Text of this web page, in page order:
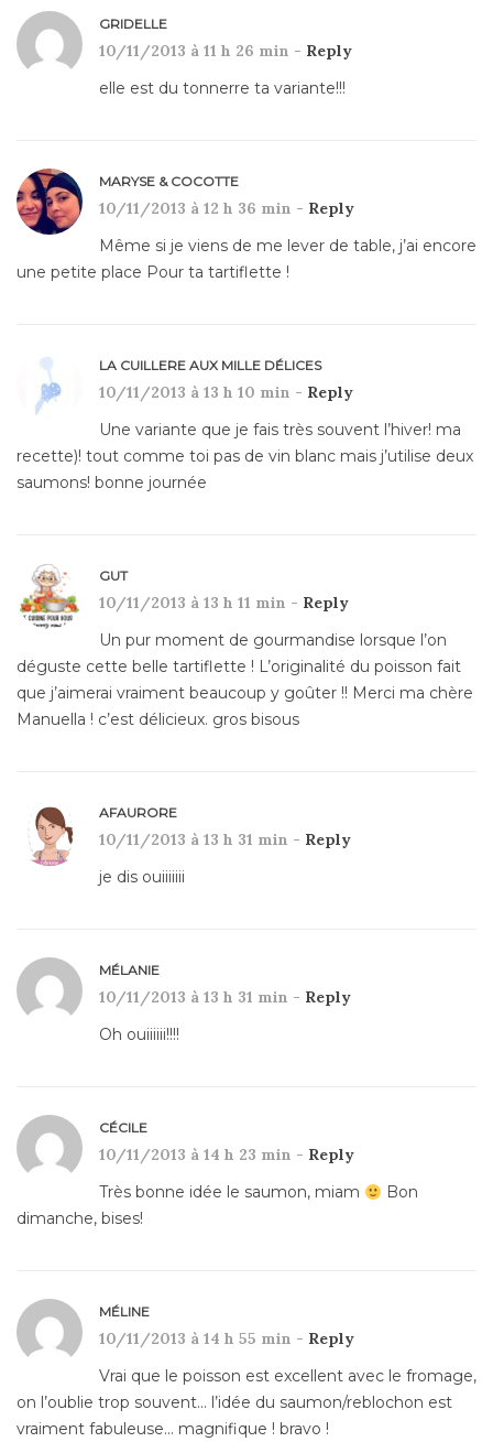
GRIDELLE
10/11/2013 à 11 h 26 min - Reply
elle est du tonnerre ta variante!!!
MARYSE & COCOTTE
10/11/2013 à 12 h 36 min - Reply
Même si je viens de me lever de table, j’ai encore
une petite place Pour ta tartiflette !
LA CUILLERE AUX MILLE DÉLICES
10/11/2013 à 13 h 10 min - Reply
Une variante que je fais très souvent l’hiver! ma
recette)! tout comme toi pas de vin blanc mais j’utilise deux
saumons! bonne journée
GUT
10/11/2013 à 13 h 11 min - Reply
Un pur moment de gourmandise lorsque l’on
déguste cette belle tartiflette ! L’originalité du poisson fait
que j’aimerai vraiment beaucoup y goûter !! Merci ma chère
Manuella ! c’est délicieux. gros bisous
AFAURORE
10/11/2013 à 13 h 31 min - Reply
je dis ouiiiiiii
MÉLANIE
10/11/2013 à 13 h 31 min - Reply
Oh ouiiiiii!!!!
CÉCILE
10/11/2013 à 14 h 23 min - Reply
Très bonne idée le saumon, miam
Bon
dimanche, bises!
MÉLINE
10/11/2013 à 14 h 55 min - Reply
Vrai que le poisson est excellent avec le fromage,
on l’oublie trop souvent… l’idée du saumon/reblochon est
vraiment fabuleuse… magnifique ! bravo !